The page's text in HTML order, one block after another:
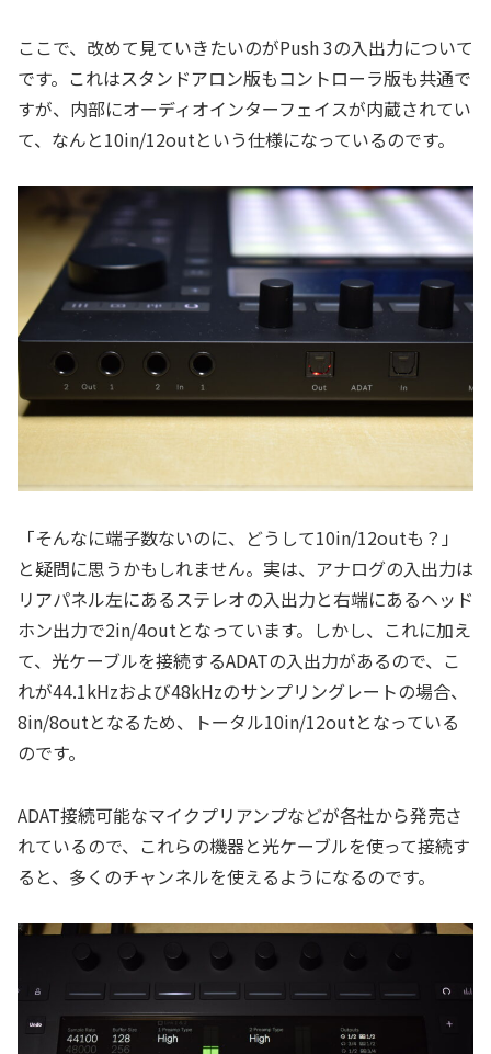
ここで、改めて見ていきたいのがPush 3の入出力について
です。これはスタンドアロン版もコントローラ版も共通で
すが、内部にオーディオインターフェイスが内蔵されてい
て、なんと10in/12outという仕様になっているのです。
「そんなに端子数ないのに、どうして10in/12outも？」
と疑問に思うかもしれません。実は、アナログの入出力は
リアパネル左にあるステレオの入出力と右端にあるヘッド
ホン出力で2in/4outとなっています。しかし、これに加え
て、光ケーブルを接続するADATの入出力があるので、こ
れが44.1kHzおよび48kHzのサンプリングレートの場合、
8in/8outとなるため、トータル10in/12outとなっている
のです。
ADAT接続可能なマイクプリアンプなどが各社から発売さ
れているので、これらの機器と光ケーブルを使って接続す
ると、多くのチャンネルを使えるようになるのです。